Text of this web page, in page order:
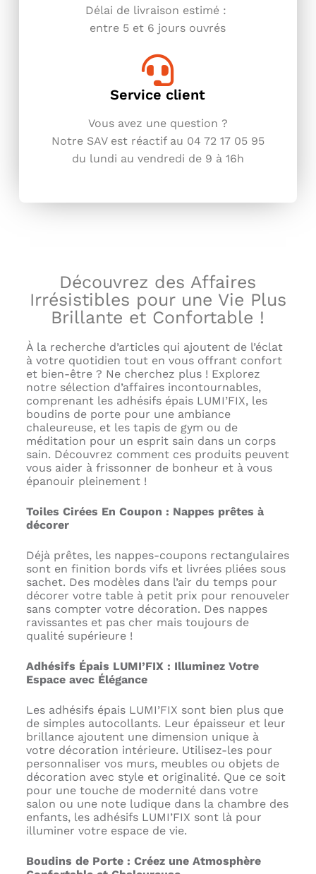
Délai de livraison estimé :
entre 5 et 6 jours ouvrés
Service client
Vous avez une question ?
Notre SAV est réactif au 04 72 17 0595
du lundi au vendredi de 9 à 16h
Découvrez des Affaires
Irrésistibles pour une Vie Plus
Brillante et Confortable !
À la recherche d’articles qui ajoutent de l’éclat
à votre quotidien tout en vous offrant confort
et bien-être ? Ne cherchez plus ! Explorez
notre sélection d’affaires incontournables,
comprenant les adhésifs épais LUMI’FIX, les
boudins de porte pour une ambiance
chaleureuse, et les tapis de gym ou de
méditation pour un esprit sain dans un corps
sain. Découvrez comment ces produits peuvent
vous aider à frissonner de bonheur et à vous
épanouir pleinement !
Toiles Cirées En Coupon : Nappes prêtes à
décorer
Déjà prêtes, les nappes-coupons rectangulaires
sont en finition bords vifs et livrées pliées sous
sachet. Des modèles dans l’air du temps pour
décorer votre table à petit prix pour renouveler
sans compter votre décoration. Des nappes
ravissantes et pas cher mais toujours de
qualité supérieure !
Adhésifs Épais LUMI’FIX : Illuminez Votre
Espace avec Élégance
Les adhésifs épais LUMI’FIX sont bien plus que
de simples autocollants. Leur épaisseur et leur
brillance ajoutent une dimension unique à
votre décoration intérieure. Utilisez-les pour
personnaliser vos murs, meubles ou objets de
décoration avec style et originalité. Que ce soit
pour une touche de modernité dans votre
salon ou une note ludique dans la chambre des
enfants, les adhésifs LUMI’FIX sont là pour
illuminer votre espace de vie.
Boudins de Porte : Créez une Atmosphère